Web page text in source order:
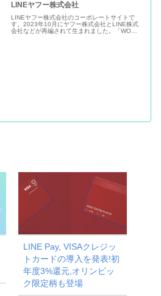
LINEヤフー株式会社
LINEヤフー株式会社のコーポレートサイトで
す。2023年10月にヤフー株式会社とLINE株式
会社などが再編されて生まれました。「WOW
LINE Pay, VISAクレジッ
トカードの導入を発表!初
年度3%還元,オリンピッ
ク限定柄も登場